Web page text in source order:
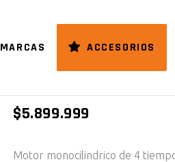
MARCAS ACCESORIOS
NEO NX 110
$5.899.999
Motor monocilindrico de 4